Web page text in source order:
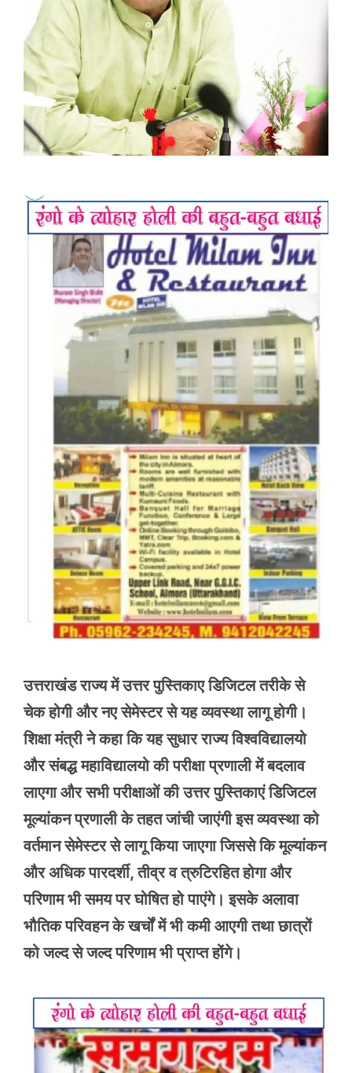
उत्तराखंड राज्य में उत्तर पुस्तिकाए डिजिटल तरीके से
चेक होगी और नए सेमेस्टर से यह व्यवस्था लागू होगी।
शिक्षा मंत्री ने कहा कि यह सुधार राज्य विश्वविद्यालयो
और संबद्ध महाविद्यालयो की परीक्षा प्रणाली में बदलाव
लाएगा और सभी परीक्षाओं की उत्तर पुस्तिकाएं डिजिटल
मूल्यांकन प्रणाली के तहत जांची जाएंगी इस व्यवस्था को
वर्तमान सेमेस्टर से लागू किया जाएगा जिससे कि मूल्यांकन
और अधिक पारदर्शी, तीव्र व त्रुटिरहित होगा और
परिणाम भी समय पर घोषित हो पाएंगे। इसके अलावा
भौतिक परिवहन के खर्चों में भी कमी आएगी तथा छात्रों
को जल्द से जल्द परिणाम भी प्राप्त होंगे।